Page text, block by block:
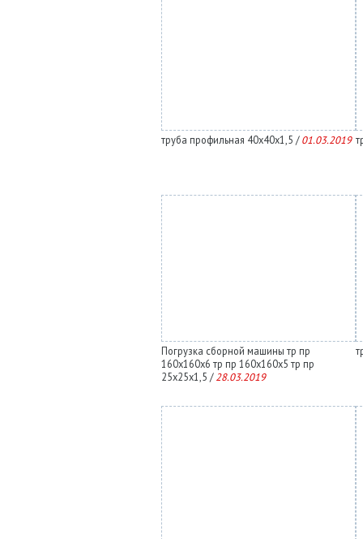
труба профильная 40х40х1,5 /01.03.2019
Погрузка сборной машины тр пр
160х160х6 тр пр 160х160х5 тр пр
25х25х1,5 / 28.03.2019